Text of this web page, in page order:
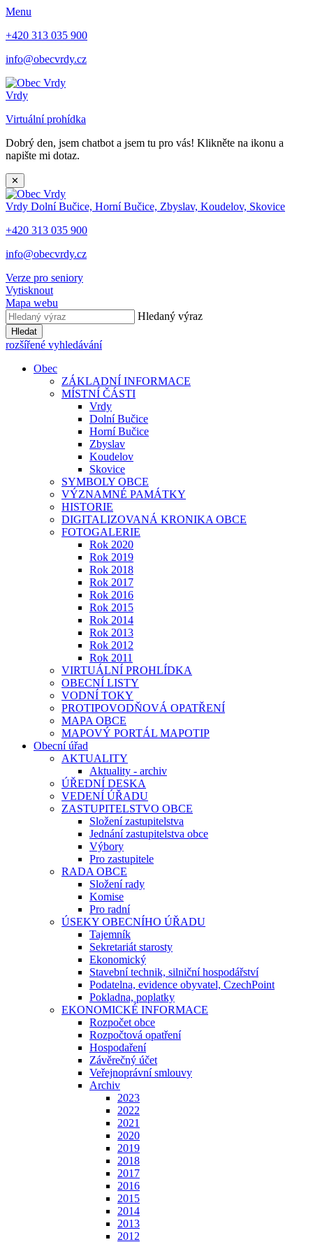
Menu
+420 313 035 900
info@obecvrdy.cz
Vrdy
Virtuální prohídka
Dobrý den, jsem chatbot a jsem tu pro vás! Klikněte na ikonu a
napište mi dotaz.
✕
Vrdy Dolní Bučice, Horní Bučice, Zbyslav, Koudelov, Skovice
+420 313 035 900
info@obecvrdy.cz
Verze pro seniory
Vytisknout
Mapa webu
Hledaný výraz
Hledat
rozšířené vyhledávání
Obec
ZÁKLADNÍ INFORMACE
MÍSTNÍ ČÁSTI
Vrdy
Dolní Bučice
Horní Bučice
Zbyslav
Koudelov
Skovice
SYMBOLY OBCE
VÝZNAMNÉ PAMÁTKY
HISTORIE
DIGITALIZOVANÁ KRONIKA OBCE
FOTOGALERIE
Rok 2020
Rok 2019
Rok 2018
Rok 2017
Rok 2016
Rok 2015
Rok 2014
Rok 2013
Rok 2012
Rok 2011
VIRTUÁLNÍ PROHLÍDKA
OBECNÍ LISTY
VODNÍ TOKY
PROTIPOVODŇOVÁ OPATŘENÍ
MAPA OBCE
MAPOVÝ PORTÁL MAPOTIP
Obecní úřad
AKTUALITY
Aktuality - archiv
ÚŘEDNÍ DESKA
VEDENÍ ÚŘADU
ZASTUPITELSTVO OBCE
Složení zastupitelstva
Jednání zastupitelstva obce
Výbory
Pro zastupitele
RADA OBCE
Složení rady
Komise
Pro radní
ÚSEKY OBECNÍHO ÚŘADU
Tajemník
Sekretariát starosty
Ekonomický
Stavební technik, silniční hospodářství
Podatelna, evidence obyvatel, CzechPoint
Pokladna, poplatky
EKONOMICKÉ INFORMACE
Rozpočet obce
Rozpočtová opatření
Hospodaření
Závěrečný účet
Veřejnoprávní smlouvy
Archiv
2023
2022
2021
2020
2019
2018
2017
2016
2015
2014
2013
2012